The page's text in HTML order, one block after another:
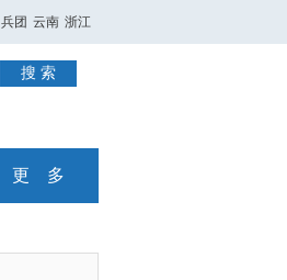
兵团 云南 浙江
搜 索
更 多